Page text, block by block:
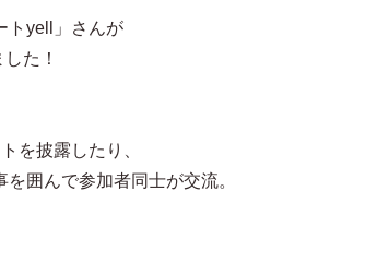
トyell」さんが
た！
を披露したり、
囲んで参加者同士が交流。